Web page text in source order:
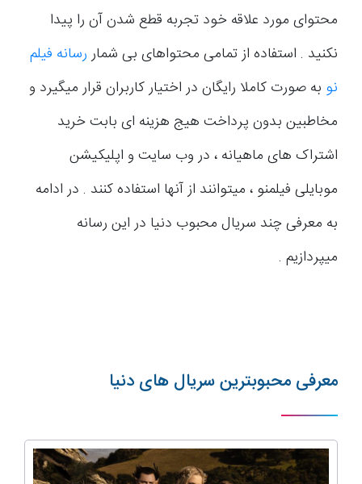
محتوای مورد علاقه خود تجربه قطع شدن آن را پیدا
نکنید . استفاده از تمامی محتواهای بی شماررسانه فیلم
نو به صورت کاملا رایگان در اختیار کاربران قرار میگیرد و
مخاطبین بدون پرداخت هیج هزینه ای بابت خرید
اشتراک های ماهیانه ، در وب سایت و اپلیکیشن
موبایلی فیلمنو ، میتوانند از آنها استفاده کنند . در ادامه
به معرفی چند سریال محبوب دنیا در این رسانه
میپردازیم .
معرفی محبوبترین سریال های دنیا